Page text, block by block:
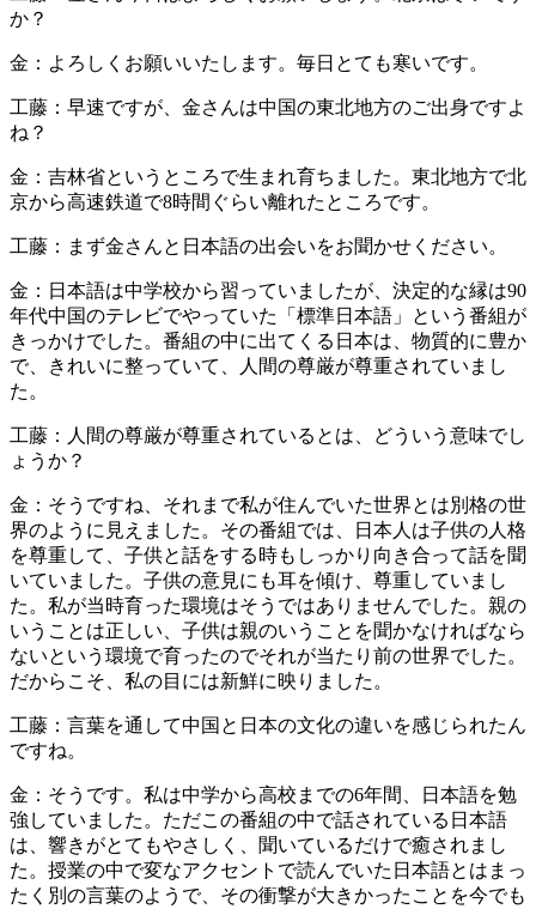
か？
金：よろしくお願いいたします。毎日とても寒いです。
工藤：早速ですが、金さんは中国の東北地方のご出身ですよ
ね？
金：吉林省というところで生まれ育ちました。東北地方で北
京から高速鉄道で8時間ぐらい離れたところです。
工藤：まず金さんと日本語の出会いをお聞かせください。
金：日本語は中学校から習っていましたが、決定的な縁は90
年代中国のテレビでやっていた「標準日本語」という番組が
きっかけでした。番組の中に出てくる日本は、物質的に豊か
で、きれいに整っていて、人間の尊厳が尊重されていまし
た。
工藤：人間の尊厳が尊重されているとは、どういう意味でし
ょうか？
金：そうですね、それまで私が住んでいた世界とは別格の世
界のように見えました。その番組では、日本人は子供の人格
を尊重して、子供と話をする時もしっかり向き合って話を聞
いていました。子供の意見にも耳を傾け、尊重していまし
た。私が当時育った環境はそうではありませんでした。親の
いうことは正しい、子供は親のいうことを聞かなければなら
ないという環境で育ったのでそれが当たり前の世界でした。
だからこそ、私の目には新鮮に映りました。
工藤：言葉を通して中国と日本の文化の違いを感じられたん
ですね。
金：そうです。私は中学から高校までの6年間、日本語を勉
強していました。ただこの番組の中で話されている日本語
は、響きがとてもやさしく、聞いているだけで癒されまし
た。授業の中で変なアクセントで読んでいた日本語とはまっ
たく別の言葉のようで、その衝撃が大きかったことを今でも